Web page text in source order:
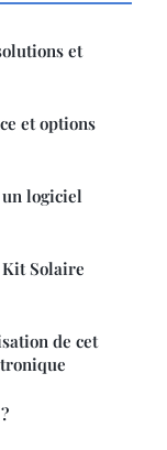
et
et options
logiciel
Solaire
de cet